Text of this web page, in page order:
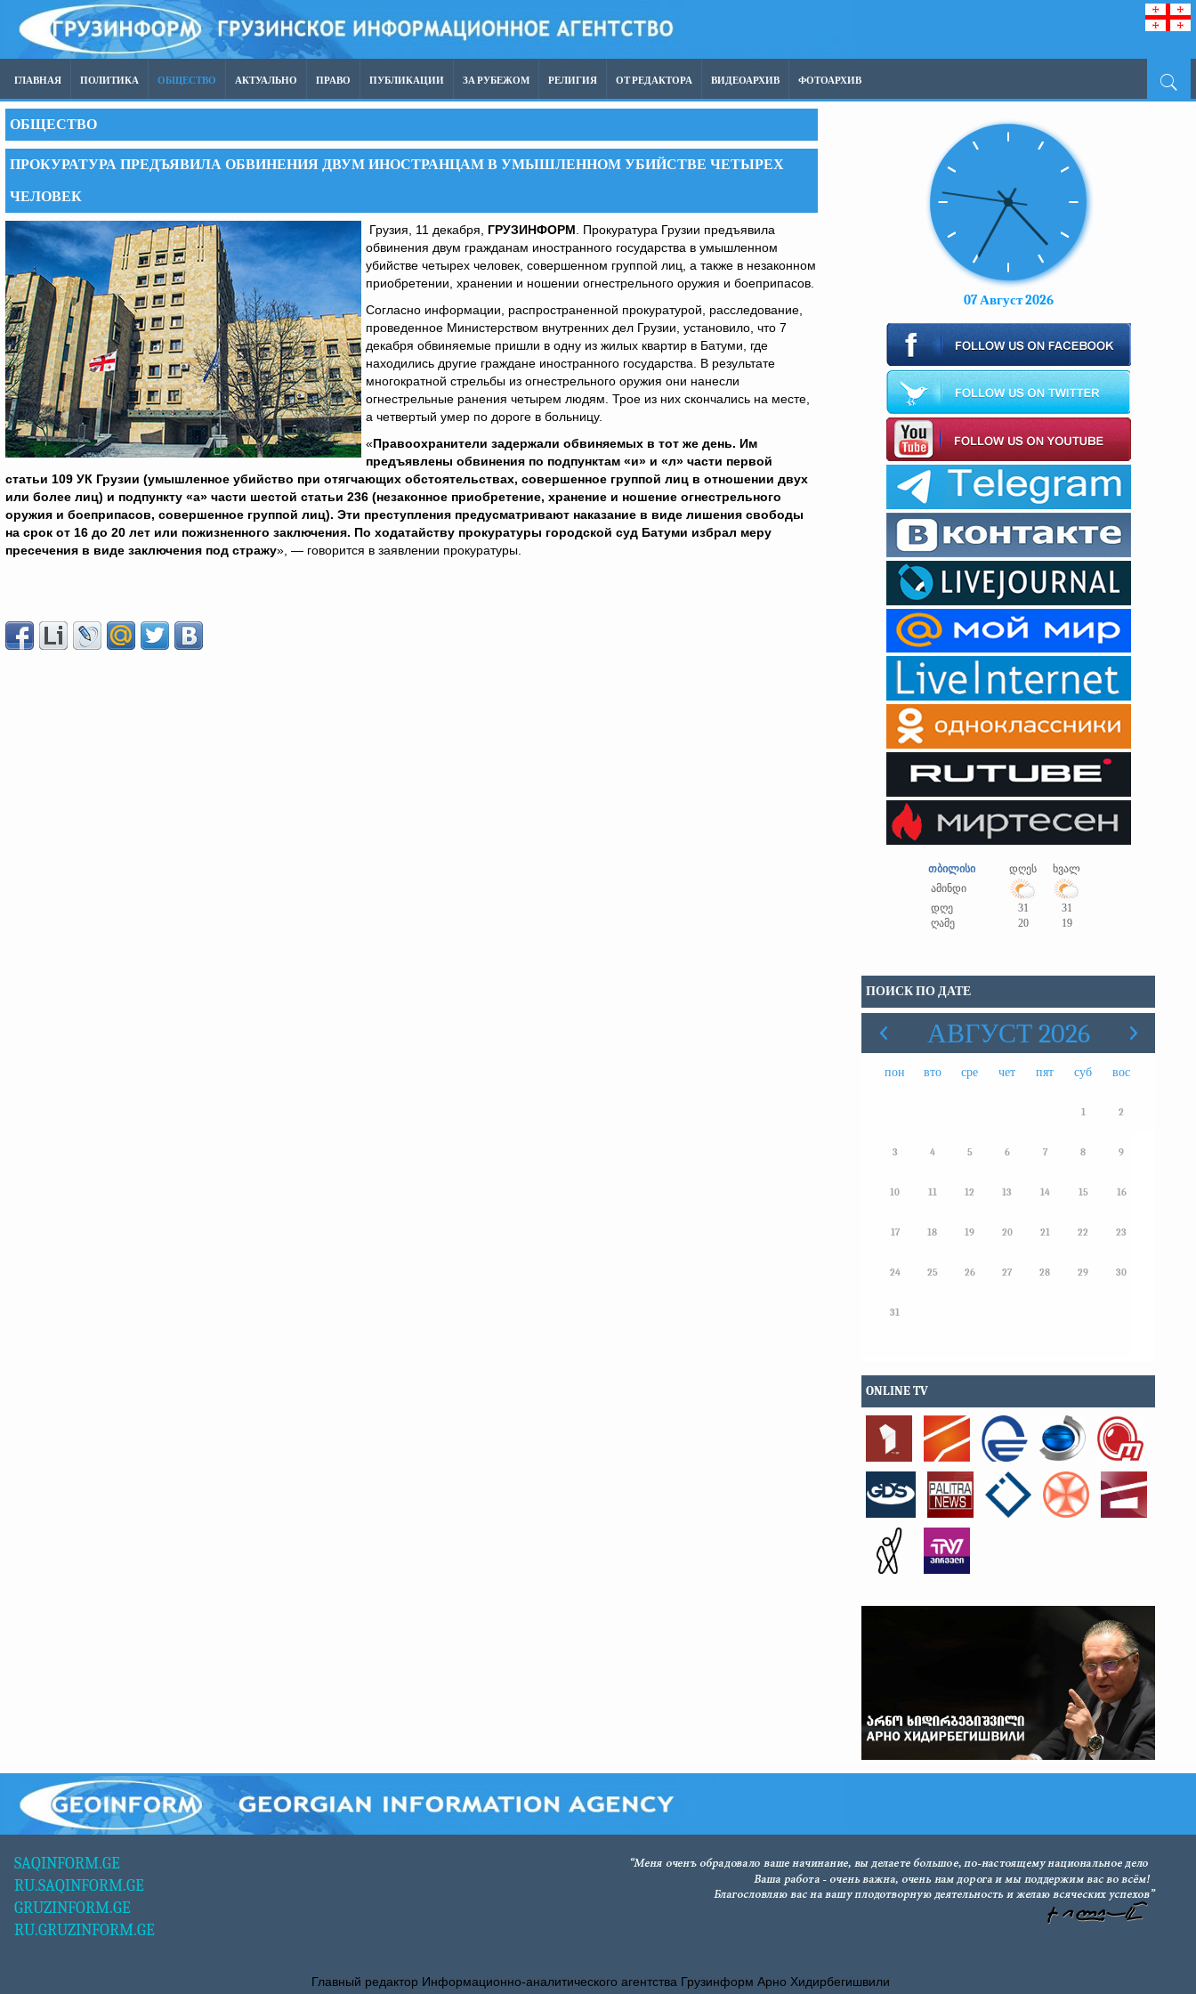
ГЛАВНАЯ ПОЛИТИКА ОБЩЕСТВО АКТУАЛЬНО ПРАВО ПУБЛИКАЦИИ ЗА РУБЕЖОМ РЕЛИГИЯ ОТ РЕДАКТОРА ВИДЕОАРХИВ ФОТОАРХИВ
ОБЩЕСТВО
ПРОКУРАТУРА ПРЕДЪЯВИЛА ОБВИНЕНИЯ ДВУМ ИНОСТРАНЦАМ В УМЫШЛЕННОМ УБИЙСТВЕ ЧЕТЫРЕХ
ЧЕЛОВЕК
Грузия, 11 декабря, ГРУЗИНФОРМ . Прокуратура Грузии предъявила
обвинения двум гражданам иностранного государства в умышленном
убийстве четырех человек, совершенном группой лиц, а также в незаконном
приобретении, хранении и ношении огнестрельного оружия и боеприпасов.
Согласно информации, распространенной прокуратурой, расследование,
проведенное Министерством внутренних дел Грузии, установило, что 7
декабря обвиняемые пришли в одну из жилых квартир в Батуми, где
находились другие граждане иностранного государства. В результате
многократной стрельбы из огнестрельного оружия они нанесли
огнестрельные ранения четырем людям. Трое из них скончались на месте,
а четвертый умер по дороге в больницу.
«Правоохранители задержали обвиняемых в тот же день. Им
предъявлены обвинения по подпунктам «и» и «л» части первой
статьи 109 УК Грузии (умышленное убийство при отягчающих обстоятельствах, совершенное группой лиц в отношении двух
или более лиц) и подпункту «а» части шестой статьи 236 (незаконное приобретение, хранение и ношение огнестрельного
оружия и боеприпасов, совершенное группой лиц). Эти преступления предусматривают наказание в виде лишения свободы
на срок от 16 до 20 лет или пожизненного заключения. По ходатайству прокуратуры городской суд Батуми избрал меру
пресечения в виде заключения под стражу», — говорится в заявлении прокуратуры.
07 Август 2026
თბილისი დღეს
ხვალ
ამინდი
დღე
31
31
ღამე
20 19
ПОИСК ПО ДАТЕ
АВГУСТ 2026
пон вто сре чет пят суб вос
1 2
3 4 5 6 7 8 9
10 11 12 13 14 15 16
17 18 19 20 21 22 23
24 25 26 27 28 29 30
31
ONLINE TV
SAQINFORM.GE
RU.SAQINFORM.GE
GRUZINFORM.GE
RU.GRUZINFORM.GE
Главный редактор Информационно-аналитического агентства Грузинформ Арно Хидирбегишвили